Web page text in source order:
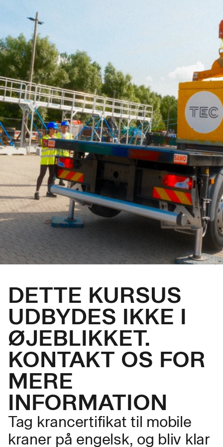
DETTE KURSUS
UDBYDES IKKE I
ØJEBLIKKET.
KONTAKT OS FOR
MERE
INFORMATION
Tag krancertifikat til mobile
kraner på engelsk, og bliv klar